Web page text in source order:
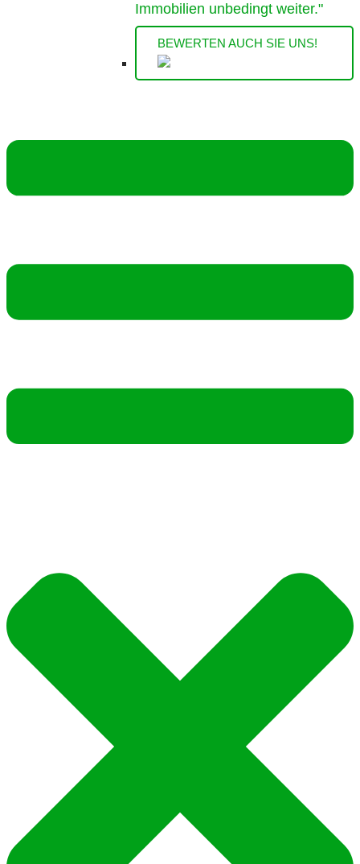
Immobilien unbedingt weiter."
BEWERTEN AUCH SIE UNS!